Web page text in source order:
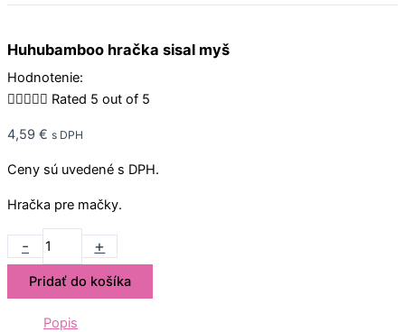
Huhubamboo hračka sisal myš
Hodnotenie:
 Rated 5 out of 5
4,59 € s DPH
Ceny sú uvedené s DPH.
Hračka pre mačky.
- +
Pridať do košíka
Popis